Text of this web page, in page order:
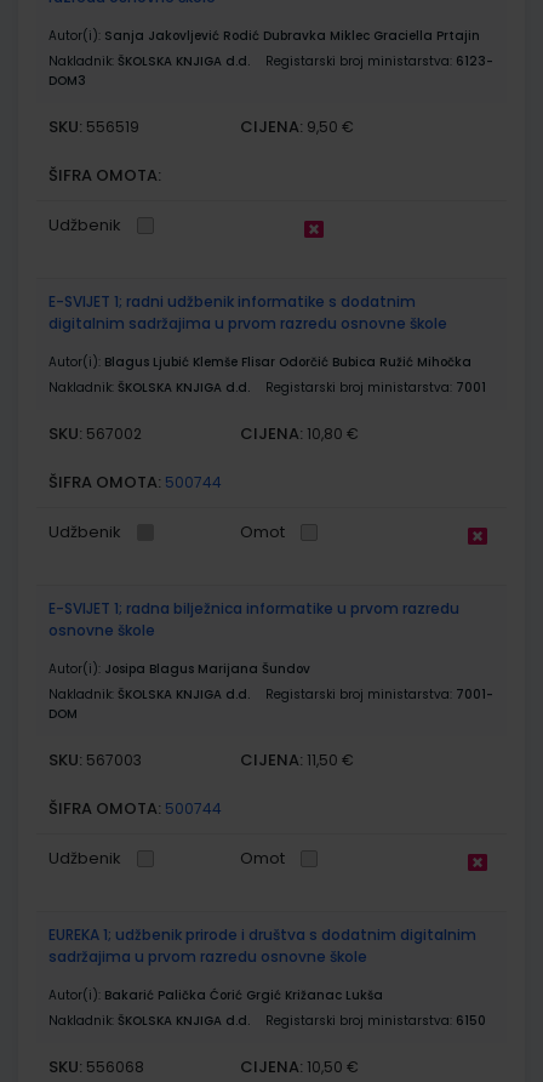
Autor(i): Sanja Jakovljević Rodić Dubravka Miklec Graciella Prtajin
Nakladnik: ŠKOLSKA KNJIGA d.d. Registarski broj ministarstva: 6123-
DOM3
SKU: 556519 CIJENA: 9,50 €
ŠIFRA OMOTA:
Udžbenik
E-SVIJET 1; radni udžbenik informatike s dodatnim
digitalnim sadržajima u prvom razredu osnovne škole
Autor(i): Blagus Ljubić Klemše Flisar Odorčić Bubica Ružić Mihočka
Nakladnik: ŠKOLSKA KNJIGA d.d. Registarski broj ministarstva: 7001
SKU: 567002 CIJENA: 10,80 €
ŠIFRA OMOTA: 500744
Udžbenik Omot
E-SVIJET 1; radna bilježnica informatike u prvom razredu
osnovne škole
Autor(i): Josipa Blagus Marijana Šundov
Nakladnik: ŠKOLSKA KNJIGA d.d. Registarski broj ministarstva: 7001-
DOM
SKU: 567003 CIJENA: 11,50 €
ŠIFRA OMOTA: 500744
Udžbenik Omot
EUREKA 1; udžbenik prirode i društva s dodatnim digitalnim
sadržajima u prvom razredu osnovne škole
Autor(i): Bakarić Palička Ćorić Grgić Križanac Lukša
Nakladnik: ŠKOLSKA KNJIGA d.d. Registarski broj ministarstva: 6150
SKU: 556068 CIJENA: 10,50 €